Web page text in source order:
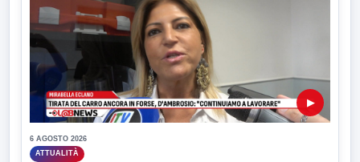
▶
6 AGOSTO 2026
ATTUALITÀ